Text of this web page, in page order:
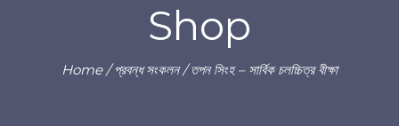
Shop
Home/প্রবন্ধ সংকলন/ তপন সিংহ – সার্বিক চলচ্চিত্র বীক্ষা